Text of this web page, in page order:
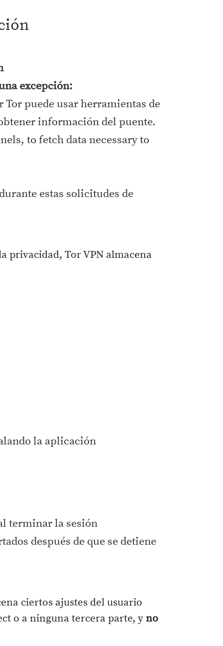
excepción:
Tor puede usar herramientas de
información del puente.
to fetch data necessary to
estas solicitudes de
privacidad, Tor VPN almacena
la aplicación
terminar la sesión
después de que se detiene
ciertos ajustes del usuario
o a ninguna tercera parte, yno